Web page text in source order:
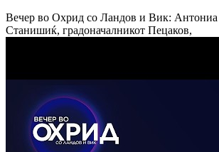
Вечер во Охрид со Ландов и Вик: Антониа
Станишиќ, градоначалникот Пецаков,